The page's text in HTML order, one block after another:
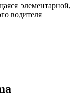
элементарной,
водителя